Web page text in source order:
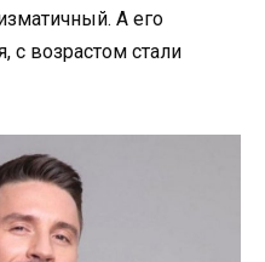
А его
с возрастом стали